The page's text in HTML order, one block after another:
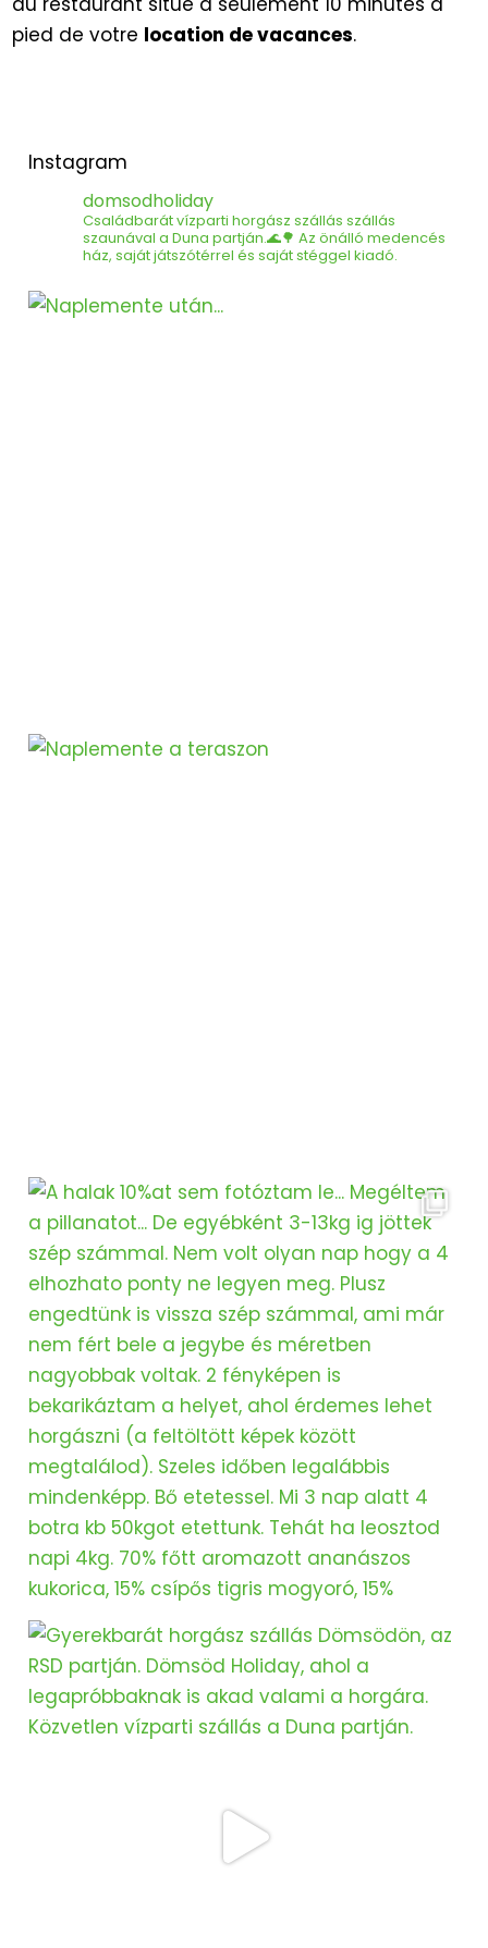
pied de votre location de vacances.
Instagram
domsodholiday
Családbarát vízparti horgász szállás​ szállás
szaunával a Duna partján.🌊🌳 Az önálló medencés
ház, saját játszótérrel és saját stéggel kiadó.